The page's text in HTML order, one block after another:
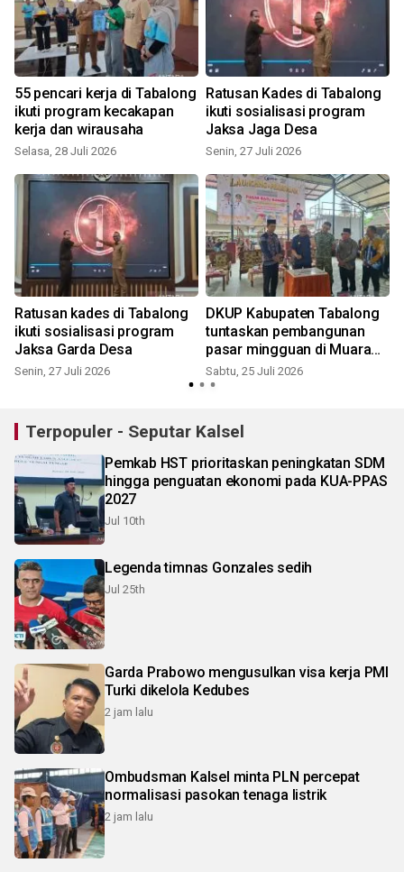
55 pencari kerja di Tabalong
ikuti program kecakapan
kerja dan wirausaha
Selasa, 28 Juli 2026
Ratusan Kades di Tabalong
ikuti sosialisasi program
Jaksa Jaga Desa
Senin, 27 Juli 2026
Ratusan kades di Tabalong
ikuti sosialisasi program
Jaksa Garda Desa
Senin, 27 Juli 2026
DKUP Kabupaten Tabalong
tuntaskan pembangunan
pasar mingguan di Muara
Uya
Sabtu, 25 Juli 2026
Terpopuler - Seputar Kalsel
Pemkab HST prioritaskan peningkatan SDM
hingga penguatan ekonomi pada KUA-PPAS
2027
Jul 10th
Legenda timnas Gonzales sedih
Jul 25th
Garda Prabowo mengusulkan visa kerja PMI
Turki dikelola Kedubes
2 jam lalu
Ombudsman Kalsel minta PLN percepat
normalisasi pasokan tenaga listrik
2 jam lalu